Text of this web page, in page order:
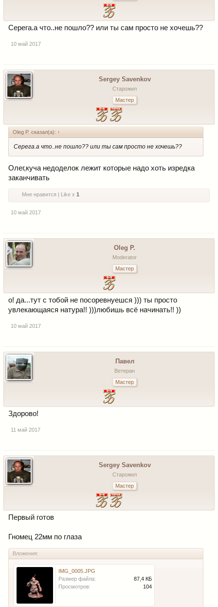
Серега.а что..не пошло?? или ты сам просто не хочешь??
10 май 2017
Sergey Savenkov
Старожил
Мастер
Oleg P. сказал(а): ↑
Серега.а что..не пошло?? или ты сам просто не хочешь??
Олег,куча недоделок лежит которые надо хоть изредка
заканчивать
Мне нравится | Like x 1
10 май 2017
Oleg P.
Moderator
Мастер
о! да...тут с тобой не посоревнуешся ))) ты просто
увлекающаяся натура!! )))любишь всё начинать!! ))
10 май 2017
Павел
Ветеран
Мастер
Здорово!
11 май 2017
Sergey Savenkov
Старожил
Мастер
Первый готов
Гномец 22мм по глаза
Вложения:
IMG_0005.JPG
Размер файла:
87,4 КБ
Просмотров:
104